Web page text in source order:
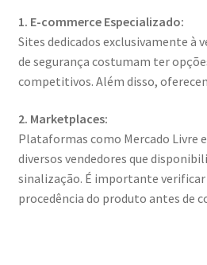
1. E-commerce Especializado:
Sites dedicados exclusivamente à
de segurança costumam ter
competitivos. Além disso,
2. Marketplaces:
Plataformas como Mercado Livre
diversos vendedores que
sinalização. É importante verificar
procedência do produto antes de